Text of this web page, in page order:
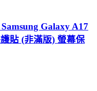
Galaxy A17
貼 (非滿版) 螢幕保